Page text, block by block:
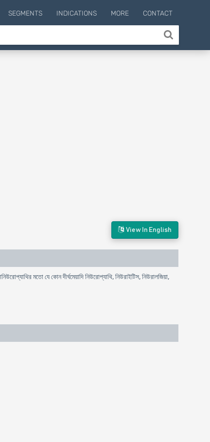
SEGMENTS INDICATIONS MORE CONTACT
View In English
মতো যে কোন দীর্ঘমেয়াদি নিউরোপ্যাথি, নিউরাইটিস, নিউরালজিয়া,